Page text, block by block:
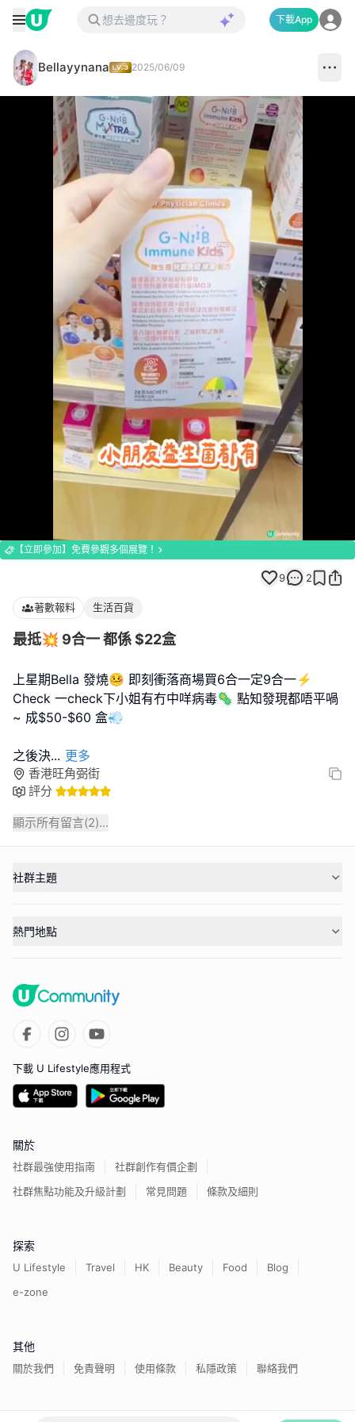
下載App
Bellayynana 2025/06/09
100.00%
【立即參加】免費參觀多個展覽！
9 2
著數報料 生活百貨
最抵💥 9合一 都係 $22盒
上星期Bella 發燒🤒 即刻衝落商場買6合一定9合一⚡️
Check 一check下小姐有冇中咩病毒🦠 點知發現都唔平喎
~ 成$50-$60 盒💨
之後決... 更多
香港旺角弼街
評分
顯示所有留言(2)...
社群主題
熱門地點
下載 U Lifestyle應用程式
關於
社群最強使用指南
社群創作有價企劃
社群焦點功能及升級計劃
常見問題 條款及細則
探索
U Lifestyle Travel HK Beauty Food
Blog
e-zone
其他
關於我們 免責聲明 使用條款 私隱政策 聯絡我們